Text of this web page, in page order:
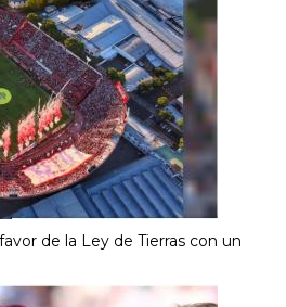
de la Ley de Tierras con un